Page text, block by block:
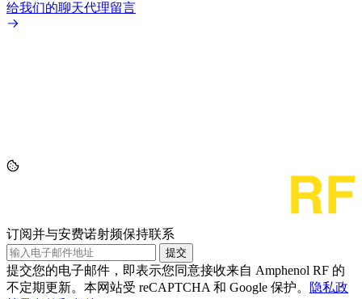
给我们的聊天代理留言
订阅并与安费诺射频保持联系
提交
提交您的电子邮件，即表示您同意接收来自 Amphenol RF 的
不定期更新。本网站受 reCAPTCHA 和 Google 保护。
隐私政